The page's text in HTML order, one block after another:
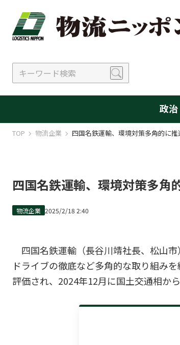
政
TOP 物流企業 四国名鉄運輸、環境対策多角的に推
四国名鉄運輸、環境対策多角
物流企業 2025/2/18 2:40
四国名鉄運輸（長谷川靖社長、松山
ドライブの徹底など多角的な取り組み
評価され、2024年12月に国土交通相か